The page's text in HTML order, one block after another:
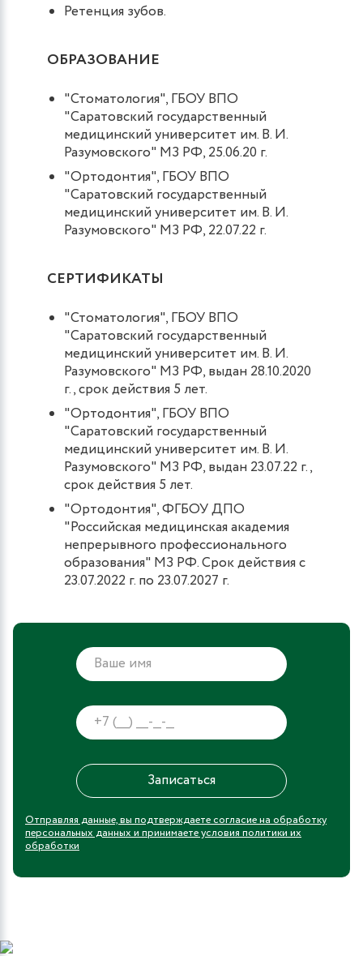
Ретенция зубов.
ОБРАЗОВАНИЕ
"Стоматология", ГБОУ ВПО
"Саратовский государственный
медицинский университет им. В. И.
Разумовского" МЗ РФ, 25.06.20 г.
"Ортодонтия", ГБОУ ВПО
"Саратовский государственный
медицинский университет им. В. И.
Разумовского" МЗ РФ, 22.07.22 г.
СЕРТИФИКАТЫ
"Стоматология", ГБОУ ВПО
"Саратовский государственный
медицинский университет им. В. И.
Разумовского" МЗ РФ, выдан 28.10.2020
г., срок действия 5 лет.
"Ортодонтия", ГБОУ ВПО
"Саратовский государственный
медицинский университет им. В. И.
Разумовского" МЗ РФ, выдан 23.07.22 г.,
срок действия 5 лет.
"Ортодонтия", ФГБОУ ДПО
"Российская медицинская академия
непрерывного профессионального
образования" МЗ РФ. Срок действия с
23.07.2022 г. по 23.07.2027 г.
Отправляя данные, вы подтверждаете согласие на обработку
персональных данных и принимаете условия политики их
обработки